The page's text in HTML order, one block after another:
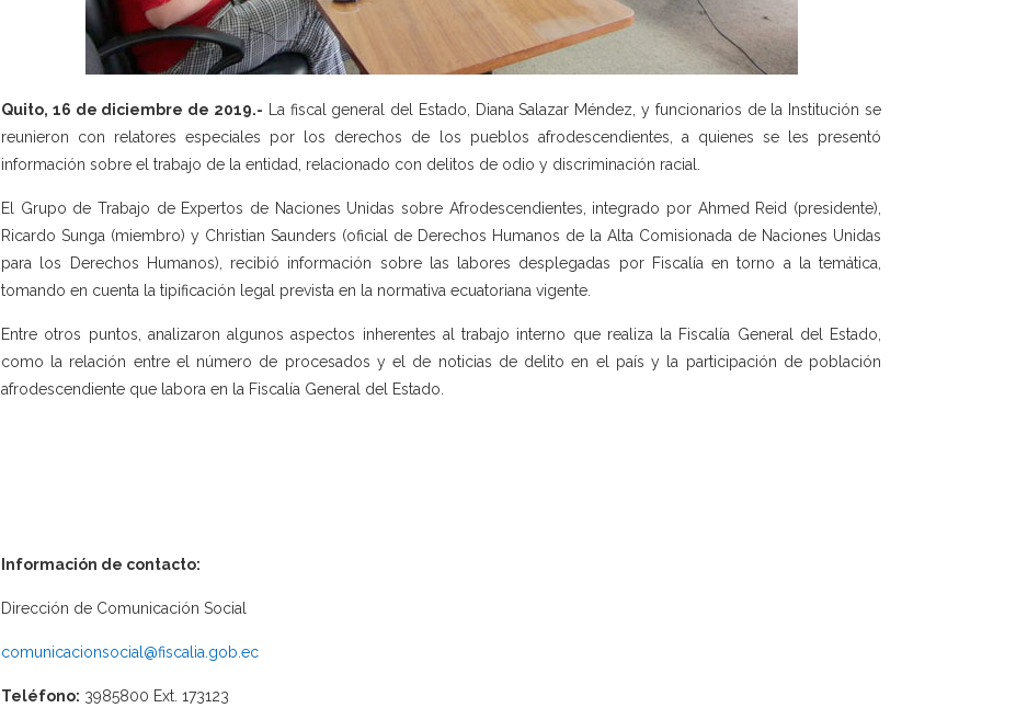
Quito, 16 de diciembre de 2019.- La fiscal general del Estado, Diana Salazar Méndez, y funcionarios de la Institución se
reunieron con relatores especiales por los derechos de los pueblos afrodescendientes, a quienes se les presentó
información sobre el trabajo de la entidad, relacionado con delitos de odio y discriminación racial.
El Grupo de Trabajo de Expertos de Naciones Unidas sobre Afrodescendientes, integrado por Ahmed Reid (presidente),
Ricardo Sunga (miembro) y Christian Saunders (oficial de Derechos Humanos de la Alta Comisionada de Naciones Unidas
para los Derechos Humanos), recibió información sobre las labores desplegadas por Fiscalía en torno a la temática,
tomando en cuenta la tipificación legal prevista en la normativa ecuatoriana vigente.
Entre otros puntos, analizaron algunos aspectos inherentes al trabajo interno que realiza la Fiscalía General del Estado,
como la relación entre el número de procesados y el de noticias de delito en el país y la participación de población
afrodescendiente que labora en la Fiscalía General del Estado.
Información de contacto:
Dirección de Comunicación Social
comunicacionsocial@fiscalia.gob.ec
Teléfono: 3985800 Ext. 173123